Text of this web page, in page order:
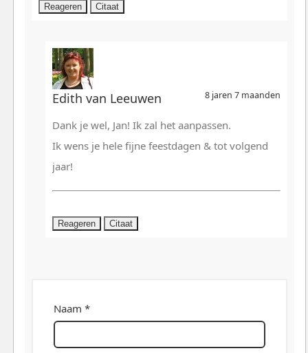
Reageren Citaat
Edith van Leeuwen 8 jaren 7 maanden
Dank je wel, Jan! Ik zal het aanpassen.
Ik wens je hele fijne feestdagen & tot volgend
jaar!
Reageren Citaat
Naam *